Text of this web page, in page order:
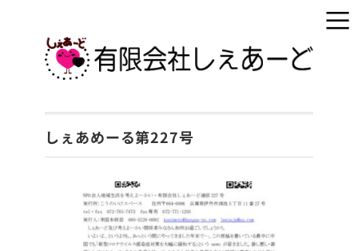
しぇあめーる第227号